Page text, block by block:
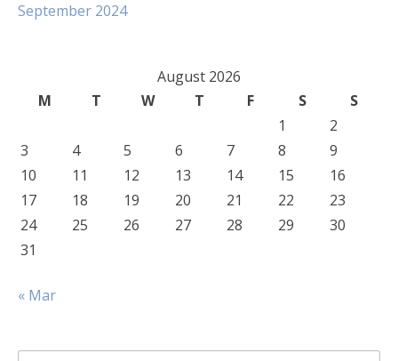
September 2024
August 2026
M
T W T F S
S
1
2
3
4 5 6 7 8
9
10
11 12 13 14 15
16
17
18 19 20 21 22
23
24
25 26 27 28 29
30
31
« Mar